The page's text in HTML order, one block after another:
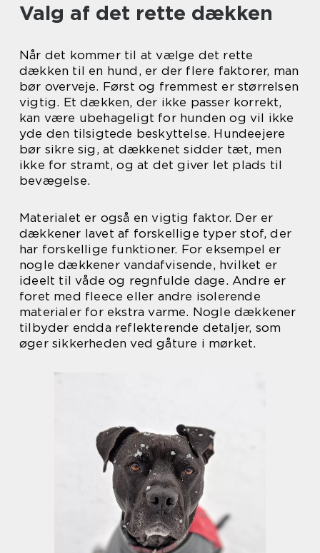
Valg af det rette dækken
Når det kommer til at vælge det rette
dækken til en hund, er der flere faktorer, man
bør overveje. Først og fremmest er størrelsen
vigtig. Et dækken, der ikke passer korrekt,
kan være ubehageligt for hunden og vil ikke
yde den tilsigtede beskyttelse. Hundeejere
bør sikre sig, at dækkenet sidder tæt, men
ikke for stramt, og at det giver let plads til
bevægelse.
Materialet er også en vigtig faktor. Der er
dækkener lavet af forskellige typer stof, der
har forskellige funktioner. For eksempel er
nogle dækkener vandafvisende, hvilket er
ideelt til våde og regnfulde dage. Andre er
foret med fleece eller andre isolerende
materialer for ekstra varme. Nogle dækkener
tilbyder endda reflekterende detaljer, som
øger sikkerheden ved gåture i mørket.